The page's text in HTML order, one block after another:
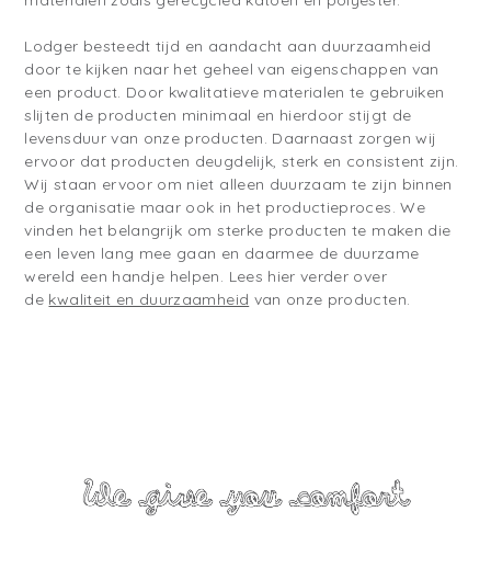
Lodger besteedt tijd en aandacht aan duurzaamheid
door te kijken naar het geheel van eigenschappen van
een product. Door kwalitatieve materialen te gebruiken
slijten de producten minimaal en hierdoor stijgt de
levensduur van onze producten. Daarnaast zorgen wij
ervoor dat producten deugdelijk, sterk en consistent zijn.
Wij staan ervoor om niet alleen duurzaam te zijn binnen
de organisatie maar ook in het productieproces. We
vinden het belangrijk om sterke producten te maken die
een leven lang mee gaan en daarmee de duurzame
wereld een handje helpen. Lees hier verder over
de kwaliteit en duurzaamheid van onze producten.